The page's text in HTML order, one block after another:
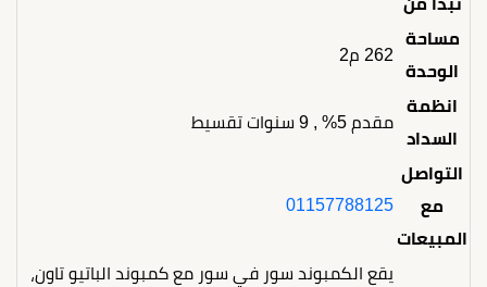
تبدأ من
مساحة
الوحدة
262 م2
انظمة
السداد
مقدم 5% , 9 سنوات تقسيط
التواصل
مع
المبيعات
01157788125
يقع الكمبوند سور في سور مع كمبوند الباتيو تاون،